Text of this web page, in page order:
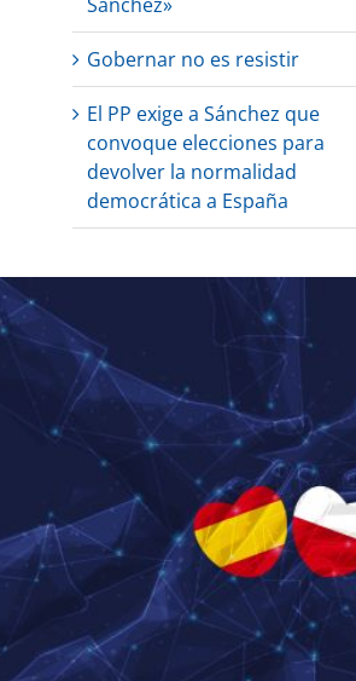
Gobernar no es resistir
El PP exige a Sánchez que
convoque elecciones para
devolver la normalidad
democrática a España